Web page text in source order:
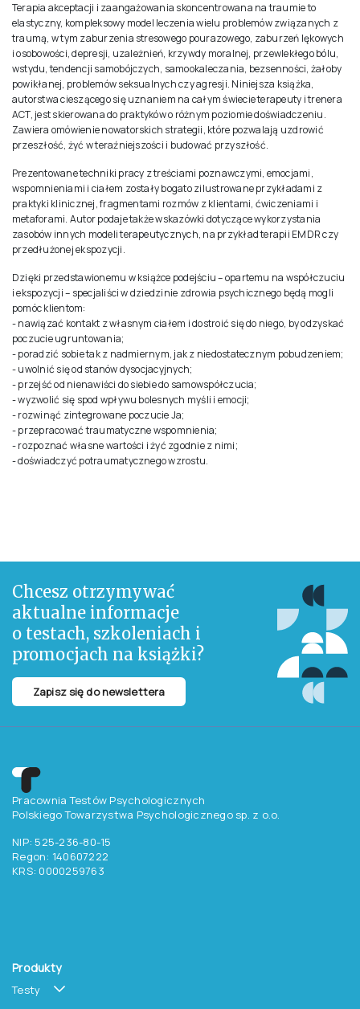
Terapia akceptacji i zaangażowania skoncentrowana na traumie to
elastyczny, kompleksowy model leczenia wielu problemów związanych z
traumą, w tym zaburzenia stresowego pourazowego, zaburzeń lękowych
i osobowości, depresji, uzależnień, krzywdy moralnej, przewlekłego bólu,
wstydu, tendencji samobójczych, samookaleczania, bezsenności, żałoby
powikłanej, problemów seksualnych czy agresji. Niniejsza książka,
autorstwa cieszącego się uznaniem na całym świecie terapeuty i trenera
ACT, jest skierowana do praktyków o różnym poziomie doświadczeniu.
Zawiera omówienie nowatorskich strategii, które pozwalają uzdrowić
przeszłość, żyć w teraźniejszości i budować przyszłość.
Prezentowane techniki pracy z treściami poznawczymi, emocjami,
wspomnieniami i ciałem zostały bogato zilustrowane przykładami z
praktyki klinicznej, fragmentami rozmów z klientami, ćwiczeniami i
metaforami. Autor podaje także wskazówki dotyczące wykorzystania
zasobów innych modeli terapeutycznych, na przykład terapii EMDR czy
przedłużonej ekspozycji.
Dzięki przedstawionemu w książce podejściu – opartemu na współczuciu
i ekspozycji – specjaliści w dziedzinie zdrowia psychicznego będą mogli
pomóc klientom:
- nawiązać kontakt z własnym ciałem i dostroić się do niego, by odzyskać
poczucie ugruntowania;
- poradzić sobie tak z nadmiernym, jak z niedostatecznym pobudzeniem;
- uwolnić się od stanów dysocjacyjnych;
- przejść od nienawiści do siebie do samowspółczucia;
- wyzwolić się spod wpływu bolesnych myśli i emocji;
- rozwinąć zintegrowane poczucie Ja;
- przepracować traumatyczne wspomnienia;
- rozpoznać własne wartości i żyć zgodnie z nimi;
- doświadczyć potraumatycznego wzrostu.
Chcesz otrzymywać
aktualne informacje
o testach, szkoleniach i
promocjach na książki?
Zapisz się do newslettera
Pracownia Testów Psychologicznych
Polskiego Towarzystwa Psychologicznego sp. z o.o.
NIP: 525-236-80-15
Regon: 140607222
KRS: 0000259763
Produkty
Testy